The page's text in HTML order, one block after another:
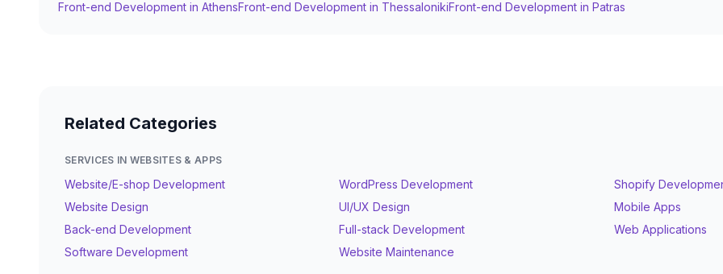
I help service-based businesses, startups, consultants, coaches, agencies, and local brands build fast, scalable, and
5.SIKOS WEB DIGITAL FREELANCER
Sikos Web Digital is a modern web development brand focused on building clean, strategic, and high-performing
6.SigmaLabFREELANCER
Front-end Development in AthensFront-end Development in ThessalonikiFront-end Development in Patras
Related Categories
SERVICES IN WEBSITES & APPS
Website/E-shop Development WordPress Development
Shopify
Website Design
UI/UX Design
Mobile Apps
Back-end Development
Full-stack Development
Web Applications
Software Development
Website Maintenance